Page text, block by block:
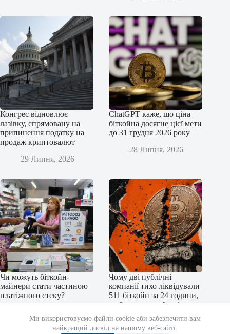
Ми використовуємо файли cookie аби забезпечити вам
найкращий досвід на нашому веб-сайті.
Конгрес відновлює
лазівку, спрямовану на
припинення податку на
продаж криптовалют
29 Липня, 2026
ChatGPT каже, що ціна
біткойна досягне цієї мети
до 31 грудня 2026 року
28 Липня, 2026
Чи можуть біткойн-
майнери стати частиною
платіжного стеку?
Чому дві публічні
компанії тихо ліквідували
511 біткойн за 24 години,
щоб уникнути боргів у
31,7 мільйона доларів
27 Липня, 2026